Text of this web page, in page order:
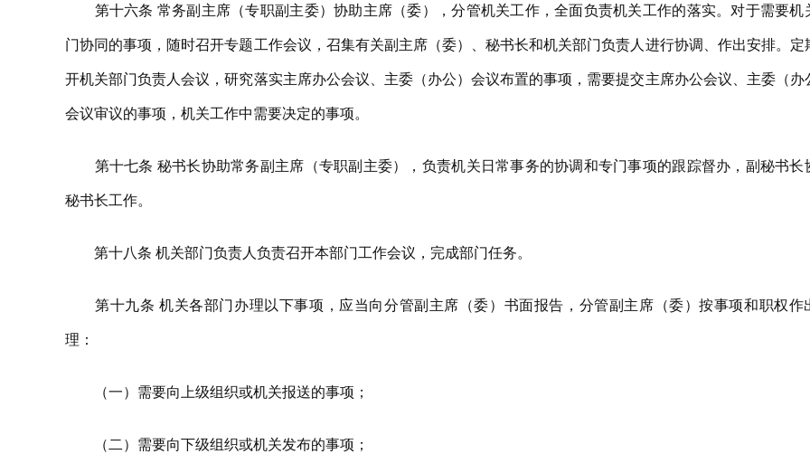
第十六条 常务副主席（专职副主委）协助主席（委），分管机关工作，全面负责机关工作的落实。对于需要机
门协同的事项，随时召开专题工作会议，召集有关副主席（委）、秘书长和机关部门负责人进行协调、作出安排。定
开机关部门负责人会议，研究落实主席办公会议、主委（办公）会议布置的事项，需要提交主席办公会议、主委（办
会议审议的事项，机关工作中需要决定的事项。
第十七条 秘书长协助常务副主席（专职副主委），负责机关日常事务的协调和专门事项的跟踪督办，副秘书长
秘书长工作。
第十八条 机关部门负责人负责召开本部门工作会议，完成部门任务。
第十九条 机关各部门办理以下事项，应当向分管副主席（委）书面报告，分管副主席（委）按事项和职权作
理：
（一）需要向上级组织或机关报送的事项；
（二）需要向下级组织或机关发布的事项；